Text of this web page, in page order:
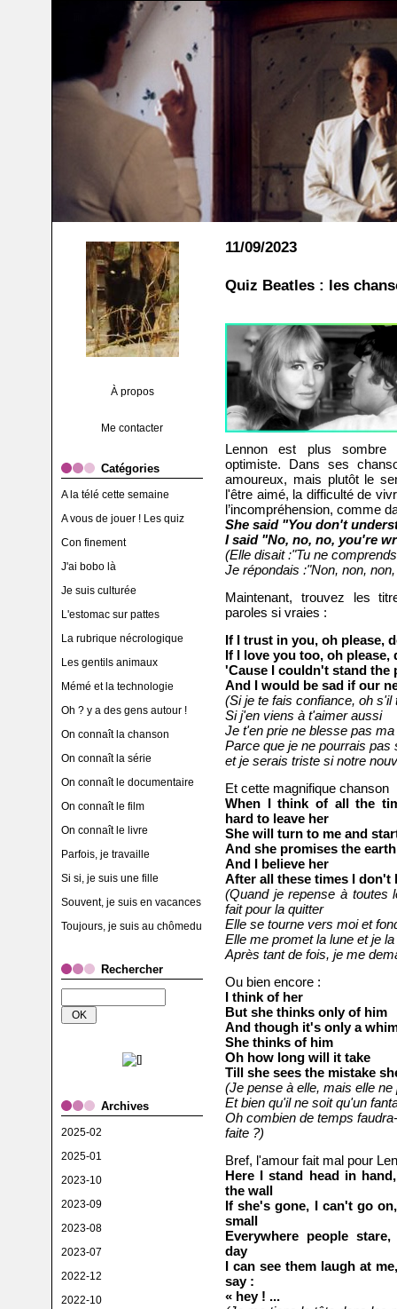
À propos
Me contacter
Catégories
A la télé cette semaine
A vous de jouer ! Les quiz
Con finement
J'ai bobo là
Je suis culturée
L'estomac sur pattes
La rubrique nécrologique
Les gentils animaux
Mémé et la technologie
Oh ? y a des gens autour !
On connaît la chanson
On connaît la série
On connaît le documentaire
On connaît le film
On connaît le livre
Parfois, je travaille
Si si, je suis une fille
Souvent, je suis en vacances
Toujours, je suis au chômedu
Rechercher
Archives
2025-02
2025-01
2023-10
2023-09
2023-08
2023-07
2022-12
2022-10
11/09/2023
Quiz Beatles : les
Lennon est plus sombre
optimiste. Dans ses
amoureux, mais plutôt le
l'être aimé, la difficulté de
l’incompréhension, comme
She said "You don't
I said "No, no, no, you're
(Elle disait :"Tu ne
Je répondais :"Non, non,
Maintenant, trouvez les
paroles si vraies :
If I trust in you, oh please, d
If I love you too, oh please,
'Cause I couldn't stand the
And I would be sad if our
(Si je te fais confiance, oh s'il
Si j'en viens à t'aimer aussi
Je t'en prie ne blesse pas
Parce que je ne pourrais pas
et je serais triste si notre
Et cette magnifique chanson
When I think of all the
hard to leave her
She will turn to me and
And she promises the
And I believe her
After all these times I don't
(Quand je repense à toutes
fait pour la quitter
Elle se tourne vers moi et
Elle me promet la lune et je
Après tant de fois, je me
Ou bien encore :
I think of her
But she thinks only of him
And though it's only a
She thinks of him
Oh how long will it take
Till she sees the mistake
(Je pense à elle, mais elle ne
Et bien qu'il ne soit qu'un
Oh combien de temps
faite ?)
Bref, l'amour fait mal pour
Here I stand head in
the wall
If she's gone, I can't go
small
Everywhere people stare,
day
I can see them laugh at
say :
« hey ! ...